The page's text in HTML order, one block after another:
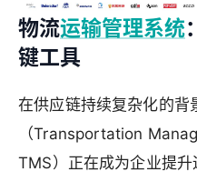
物流运输管理系统
键工具
在供应链持续复杂化的背
（Transportation
TMS）正在成为企业提